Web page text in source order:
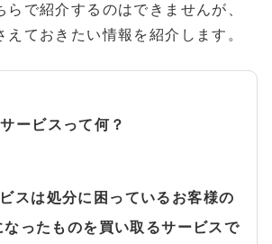
らで紹介するのはできませんが、
えておきたい情報を紹介します。
ービスって何？
スは処分に困っているお客様の
なったものを買い取るサービスで